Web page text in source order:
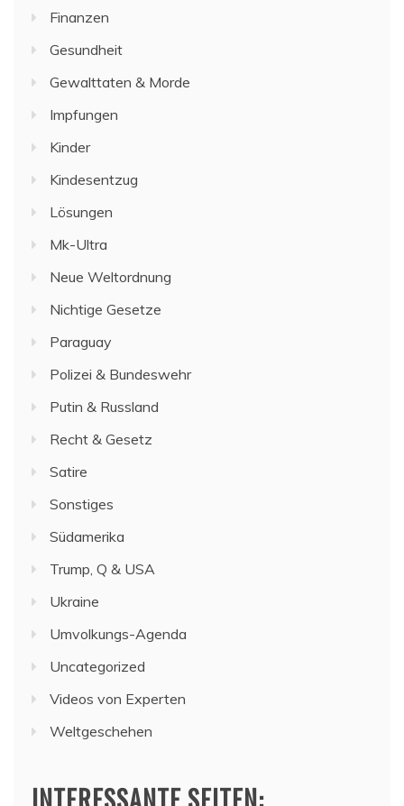
Finanzen
Gesundheit
Gewalttaten & Morde
Impfungen
Kinder
Kindesentzug
Lösungen
Mk-Ultra
Neue Weltordnung
Nichtige Gesetze
Paraguay
Polizei & Bundeswehr
Putin & Russland
Recht & Gesetz
Satire
Sonstiges
Südamerika
Trump, Q & USA
Ukraine
Umvolkungs-Agenda
Uncategorized
Videos von Experten
Weltgeschehen